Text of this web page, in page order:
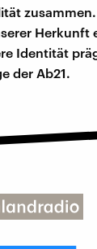
Herkunft
Identität
der Ab21.